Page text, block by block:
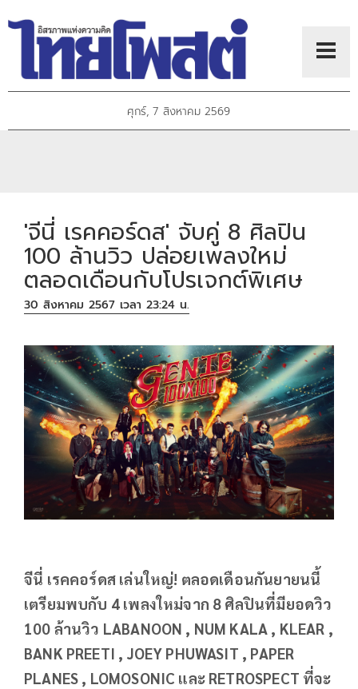
ศุกร์, 7 สิงหาคม 2569
'จีนี่ เรคคอร์ดส' จับคู่ 8 ศิลปิน
100 ล้านวิว ปล่อยเพลงใหม่
ตลอดเดือนกับโปรเจกต์พิเศษ
30 สิงหาคม 2567 เวลา 23:24 น.
จีนี่ เรคคอร์ดส เล่นใหญ่! ตลอดเดือนกันยายนนี้
เตรียมพบกับ 4 เพลงใหม่จาก 8 ศิลปินที่มียอดวิว
100 ล้านวิว LABANOON , NUM KALA , KLEAR ,
BANK PREETI , JOEY PHUWASIT , PAPER
PLANES , LOMOSONIC และ RETROSPECT ที่จะ